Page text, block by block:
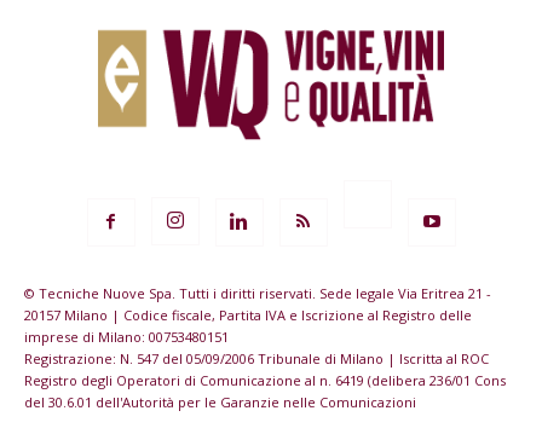
© Tecniche Nuove Spa. Tutti i diritti riservati. Sede legale Via Eritrea 21 -
20157 Milano | Codice fiscale, Partita IVA e Iscrizione al Registro delle
imprese di Milano: 00753480151
Registrazione: N. 547 del 05/09/2006 Tribunale di Milano | Iscritta al ROC
Registro degli Operatori di Comunicazione al n. 6419 (delibera 236/01 Cons
del 30.6.01 dell'Autorità per le Garanzie nelle Comunicazioni